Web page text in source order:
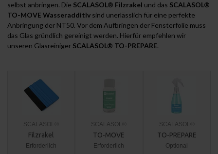
selbst anbringen. Die SCALASOL® Filzrakel und das SCALASOL®
TO-MOVE Wasseradditiv sind unerlässlich für eine perfekte
Anbringung der NT50. Vor dem Aufbringen der Fensterfolie muss
das Glas gründlich gereinigt werden. Hierfür empfehlen wir
unseren Glasreiniger SCALASOL® TO-PREPARE.
SCALASOL®
Filzrakel
Erforderlich
SCALASOL®
TO-MOVE
Erforderlich
SCALASOL®
TO-PREPARE
Optional